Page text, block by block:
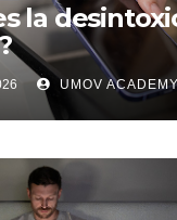
la
UMOV